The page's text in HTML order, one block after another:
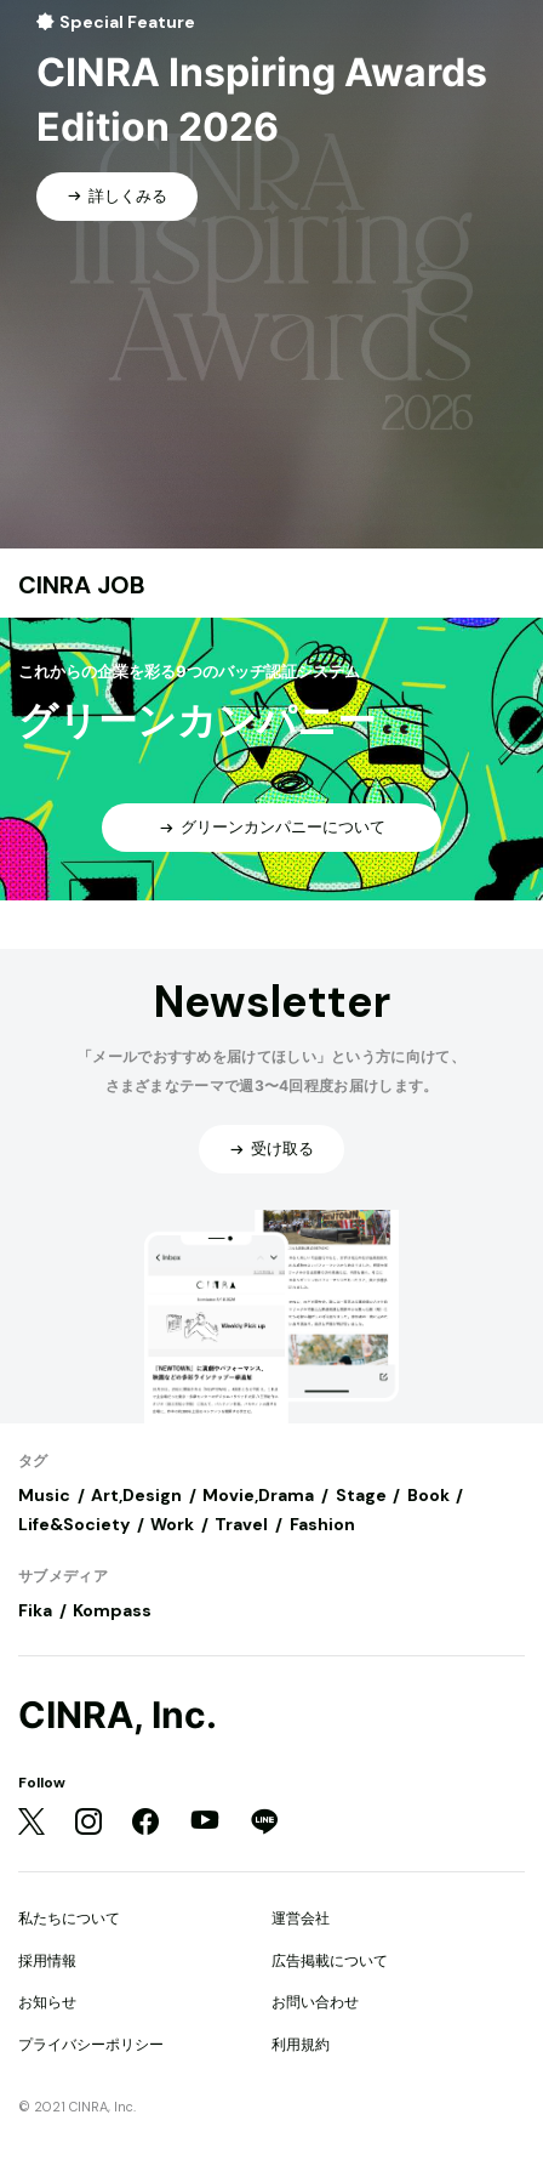
Special Feature
CINRA Inspiring Awards
Edition 2026
詳しくみる
CINRA JOB
これからの企業を彩る9つのバッヂ認証システム
グリーンカンパニー
グリーンカンパニーについて
Newsletter
「メールでおすすめを届けてほしい」という方に向けて、
さまざまなテーマで週3〜4回程度お届けします。
受け取る
タグ
Music Art,Design Movie,Drama Stage
Book
Life&Society
Work Travel Fashion
サブメディア
Fika Kompass
CINRA, Inc.
Follow
私たちについて 運営会社
採用情報 広告掲載について
お知らせ お問い合わせ
プライバシーポリシー 利用規約
© 2021 CINRA, Inc.